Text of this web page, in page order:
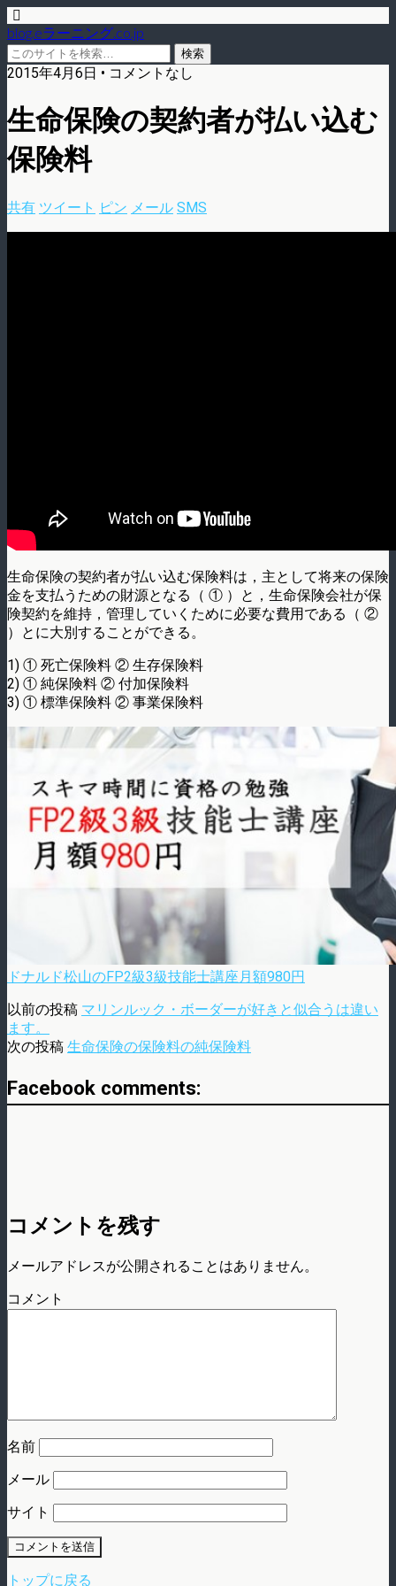
blog.eラーニング.co.jp
2015年4月6日 • コメントなし
生命保険の契約者が払い込む
保険料
共有 ツイート ピン メール SMS
生命保険の契約者が払い込む保険料は，主として将来の保険
金を支払うための財源となる­（ ① ）と，生命保険会社が保
険契約を維持，管理していくために必要な費用である（ ②
）とに大別することができる。
1) ① 死亡保険料 ② 生存保険料
2) ① 純保険料 ② 付加保険料
3) ① 標準保険料 ② 事業保険料
ドナルド松山のFP2級3級技能士講座月額980円
以前の投稿 マリンルック・ボーダーが好きと似合うは違い
ます。
次の投稿 生命保険の保険料の純保険料
Facebook comments:
コメントを残す
メールアドレスが公開されることはありません。
コメント
名前
メール
サイト
トップに戻る